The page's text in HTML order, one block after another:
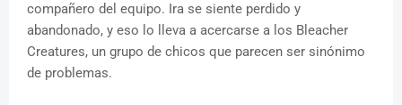
compañero del equipo. Ira se siente perdido y
abandonado, y eso lo lleva a acercarse a los Bleacher
Creatures, un grupo de chicos que parecen ser sinónimo
de problemas.